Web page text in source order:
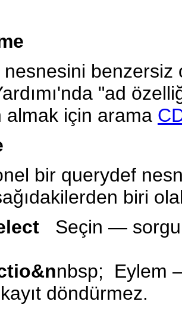
benzersiz
"ad
almak için arama
bir querydef
biri
Seçin — sorgu
nbsp; Eylem
döndürmez.